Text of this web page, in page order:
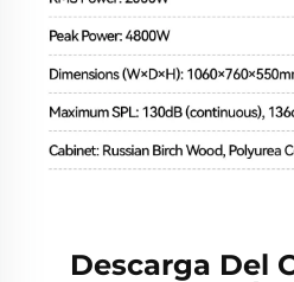
Descarga Del